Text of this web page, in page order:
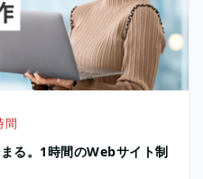
間
る。1時間のWebサイト制